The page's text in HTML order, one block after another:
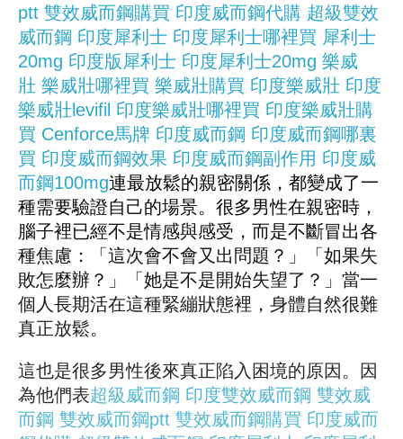
ptt 雙效威而鋼購買 印度威而鋼代購 超級雙效
威而鋼 印度犀利士 印度犀利士哪裡買 犀利士
20mg 印度版犀利士 印度犀利士20mg 樂威
壯 樂威壯哪裡買 樂威壯購買 印度樂威壯 印度
樂威壯levifil 印度樂威壯哪裡買 印度樂威壯購
買 Cenforce馬牌 印度威而鋼 印度威而鋼哪裏
買 印度威而鋼效果 印度威而鋼副作用 印度威
而鋼100mg連最放鬆的親密關係，都變成了一
種需要驗證自己的場景。很多男性在親密時，
腦子裡已經不是情感與感受，而是不斷冒出各
種焦慮：「這次會不會又出問題？」「如果失
敗怎麼辦？」「她是不是開始失望了？」當一
個人長期活在這種緊繃狀態裡，身體自然很難
真正放鬆。
這也是很多男性後來真正陷入困境的原因。因
為他們表超級威而鋼 印度雙效威而鋼 雙效威
而鋼 雙效威而鋼ptt 雙效威而鋼購買 印度威而